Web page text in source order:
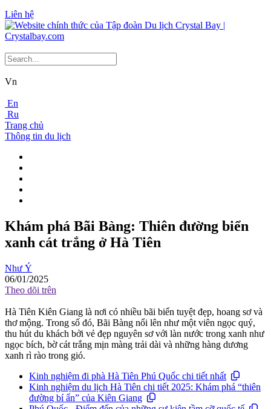
Liên hệ
Vn
En
Ru
Trang chủ
Thông tin du lịch
Khám phá Bãi Bàng: Thiên đường biển
xanh cát trắng ở Hà Tiên
Như Ý
06/01/2025
Theo dõi trên
Hà Tiên Kiên Giang là nơi có nhiều bãi biển tuyệt đẹp, hoang sơ và
thơ mộng. Trong số đó, Bãi Bàng nổi lên như một viên ngọc quý,
thu hút du khách bởi vẻ đẹp nguyên sơ với làn nước trong xanh như
ngọc bích, bờ cát trắng mịn màng trải dài và những hàng dương
xanh rì rào trong gió.
Kinh nghiệm đi phà Hà Tiên Phú Quốc chi tiết nhất
Kinh nghiệm du lịch Hà Tiên chi tiết 2025: Khám phá “thiên
đường bí ẩn” của Kiên Giang